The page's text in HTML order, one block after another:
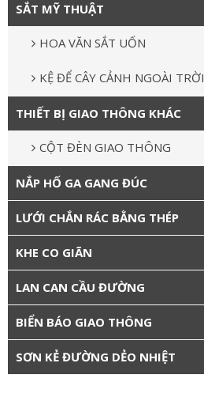
SẮT MỸ THUẬT
HOA VĂN SẮT UỐN
KỆ ĐỂ CÂY CẢNH NGOÀI TRỜI
THIẾT BỊ GIAO THÔNG KHÁC
CỘT ĐÈN GIAO THÔNG
NẮP HỐ GA GANG ĐÚC
LƯỚI CHẮN RÁC BẰNG THÉP
KHE CO GIÃN
LAN CAN CẦU ĐƯỜNG
BIỂN BÁO GIAO THÔNG
SƠN KẺ ĐƯỜNG DẺO NHIỆT